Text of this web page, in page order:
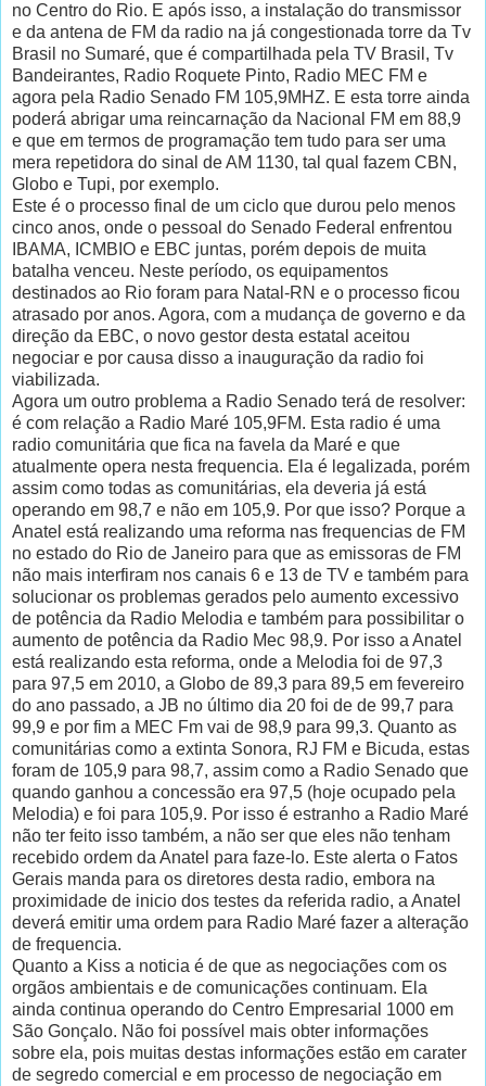
no Centro do Rio. E após isso, a instalação do transmissor
e da antena de FM da radio na já congestionada torre da Tv
Brasil no Sumaré, que é compartilhada pela TV Brasil, Tv
Bandeirantes, Radio Roquete Pinto, Radio MEC FM e
agora pela Radio Senado FM 105,9MHZ. E esta torre ainda
poderá abrigar uma reincarnação da Nacional FM em 88,9
e que em termos de programação tem tudo para ser uma
mera repetidora do sinal de AM 1130, tal qual fazem CBN,
Globo e Tupi, por exemplo.
Este é o processo final de um ciclo que durou pelo menos
cinco anos, onde o pessoal do Senado Federal enfrentou
IBAMA, ICMBIO e EBC juntas, porém depois de muita
batalha venceu. Neste período, os equipamentos
destinados ao Rio foram para Natal-RN e o processo ficou
atrasado por anos. Agora, com a mudança de governo e da
direção da EBC, o novo gestor desta estatal aceitou
negociar e por causa disso a inauguração da radio foi
viabilizada.
Agora um outro problema a Radio Senado terá de resolver:
é com relação a Radio Maré 105,9FM. Esta radio é uma
radio comunitária que fica na favela da Maré e que
atualmente opera nesta frequencia. Ela é legalizada, porém
assim como todas as comunitárias, ela deveria já está
operando em 98,7 e não em 105,9. Por que isso? Porque a
Anatel está realizando uma reforma nas frequencias de FM
no estado do Rio de Janeiro para que as emissoras de FM
não mais interfiram nos canais 6 e 13 de TV e também para
solucionar os problemas gerados pelo aumento excessivo
de potência da Radio Melodia e também para possibilitar o
aumento de potência da Radio Mec 98,9. Por isso a Anatel
está realizando esta reforma, onde a Melodia foi de 97,3
para 97,5 em 2010, a Globo de 89,3 para 89,5 em fevereiro
do ano passado, a JB no último dia 20 foi de de 99,7 para
99,9 e por fim a MEC Fm vai de 98,9 para 99,3. Quanto as
comunitárias como a extinta Sonora, RJ FM e Bicuda, estas
foram de 105,9 para 98,7, assim como a Radio Senado que
quando ganhou a concessão era 97,5 (hoje ocupado pela
Melodia) e foi para 105,9. Por isso é estranho a Radio Maré
não ter feito isso também, a não ser que eles não tenham
recebido ordem da Anatel para faze-lo. Este alerta o Fatos
Gerais manda para os diretores desta radio, embora na
proximidade de inicio dos testes da referida radio, a Anatel
deverá emitir uma ordem para Radio Maré fazer a alteração
de frequencia.
Quanto a Kiss a noticia é de que as negociações com os
orgãos ambientais e de comunicações continuam. Ela
ainda continua operando do Centro Empresarial 1000 em
São Gonçalo. Não foi possível mais obter informações
sobre ela, pois muitas destas informações estão em carater
de segredo comercial e em processo de negociação em